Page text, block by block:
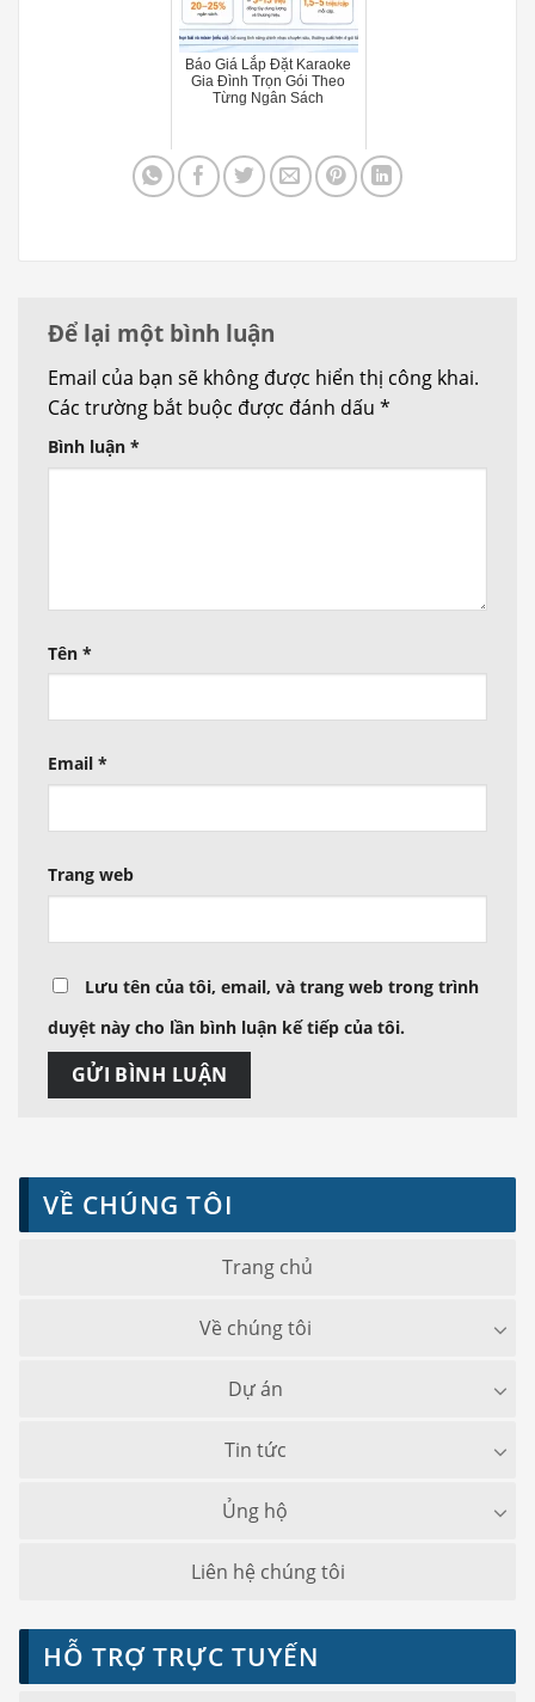
Báo Giá Lắp Đặt Karaoke
Gia Đình Trọn Gói Theo
Từng Ngân Sách
Để lại một bình luận
Email của bạn sẽ không được hiển thị công khai.
Các trường bắt buộc được đánh dấu *
Bình luận *
Tên *
Email *
Trang web
Lưu tên của tôi, email, và trang web trong trình
duyệt này cho lần bình luận kế tiếp của tôi.
VỀ CHÚNG TÔI
Trang chủ
Về chúng tôi
Dự án
Tin tức
Ủng hộ
Liên hệ chúng tôi
HỖ TRỢ TRỰC TUYẾN